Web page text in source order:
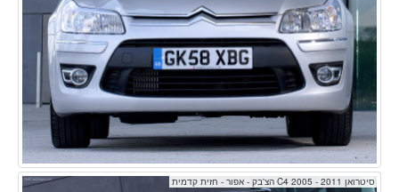
סיטרואן C4 2005 - 2011 הצ'בק - אפור - חזית קדמית